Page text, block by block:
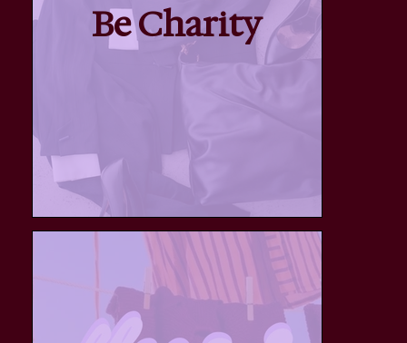
Be Charity